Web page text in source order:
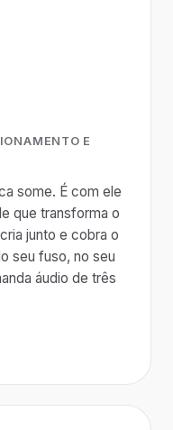
E
some. É com ele
que transforma o
junto e cobra o
seu fuso, no seu
áudio de três